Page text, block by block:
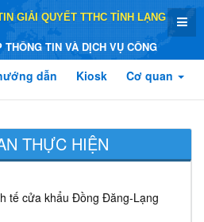
GIẢI QUYẾT TTHC TỈNH LẠNG
THÔNG TIN VÀ DỊCH VỤ CÔNG
dẫn Kiosk Cơ quan
THỰC HIỆN
tế cửa khẩu Đồng Đăng-Lạng